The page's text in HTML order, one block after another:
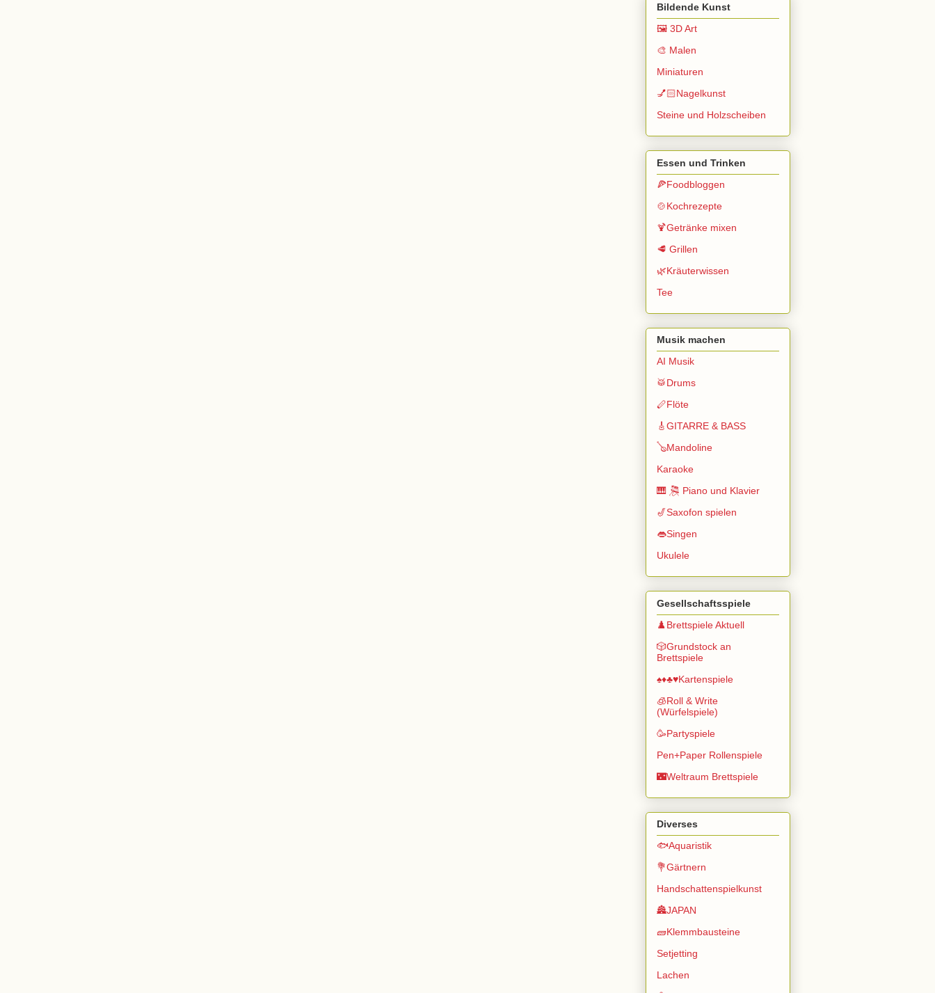
Bildende Kunst
🖼️ 3D Art
🎨 Malen
Miniaturen
💅🏻Nagelkunst
Steine und Holzscheiben
Essen und Trinken
🍕Foodbloggen
🍲Kochrezepte
🍹Getränke mixen
🥩 Grillen
🌿Kräuterwissen
Tee
Musik machen
AI Musik
🥁Drums
🪈Flöte
🎸GITARRE & BASS
🪕Mandoline
Karaoke
🎹 🎘 Piano und Klavier
🎷Saxofon spielen
👄Singen
Ukulele
Gesellschaftsspiele
♟️Brettspiele Aktuell
🎲Grundstock an
Brettspiele
♠️♦️♣️♥️Kartenspiele
🧊Roll & Write
(Würfelspiele)
🥳Partyspiele
Pen+Paper Rollenspiele
🌃Weltraum Brettspiele
Diverses
🐟Aquaristik
💐Gärtnern
Handschattenspielkunst
🏯JAPAN
🧱Klemmbausteine
Setjetting
Lachen